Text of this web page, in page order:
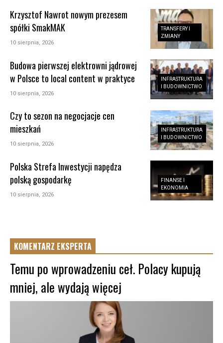
TRANSFERY I
ZMIANY
Krzysztof Nawrot nowym prezesem
spółki SmakMAK
10 sierpnia, 2026
INFRASTRUKTURA
I BUDOWNICTWO
Budowa pierwszej elektrowni jądrowej
w Polsce to local content w praktyce
10 sierpnia, 2026
INFRASTRUKTURA
I BUDOWNICTWO
Czy to sezon na negocjacje cen
mieszkań
10 sierpnia, 2026
FINANSE I
EKONOMIA
Polska Strefa Inwestycji napędza
polską gospodarkę
10 sierpnia, 2026
KOMENTARZ EKSPERTA
Temu po wprowadzeniu ceł. Polacy kupują
mniej, ale wydają więcej